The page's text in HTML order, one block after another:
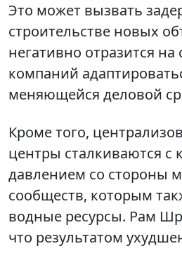
Это может вызвать
строительстве новых
негативно отразится на
компаний
меняющейся деловой
Кроме того,
центры сталкиваются с
давлением со стороны
сообществ, которым
водные ресурсы. Рам
что результатом